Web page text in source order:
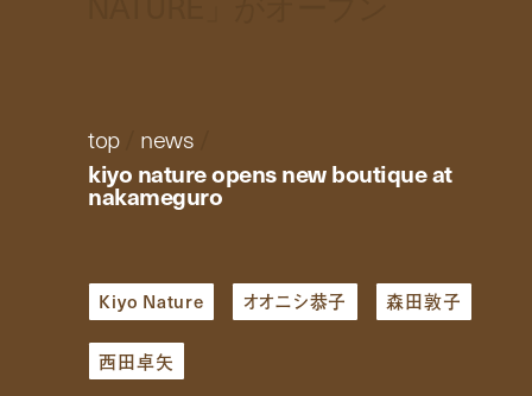
top/ news
kiyo nature opens new boutique at
nakameguro
Kiyo Nature オオニシ恭子 森田敦子
西田卓矢